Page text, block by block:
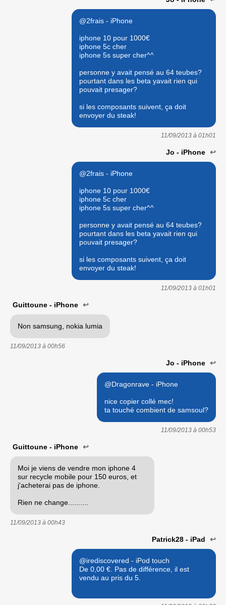
@2frais - iPhone
iphone 10 pour 1000€
iphone 5c cher
iphone 5s super cher^^
personne y avait pensé au 64 teubes?
pourtant dans les beta yavait rien qui
pouvait presager?
si les composants suivent, ça doit
envoyer du steak!
11/09/2013 à 01h01
Jo - iPhone ↩
@2frais - iPhone
iphone 10 pour 1000€
iphone 5c cher
iphone 5s super cher^^
personne y avait pensé au 64 teubes?
pourtant dans les beta yavait rien qui
pouvait presager?
si les composants suivent, ça doit
envoyer du steak!
11/09/2013 à 01h01
Guittoune - iPhone ↩
Non samsung, nokia lumia
11/09/2013 à 00h56
Jo - iPhone ↩
@Dragonrave - iPhone
nice copier collé mec!
ta touché combient de samsoul?
11/09/2013 à 00h53
Guittoune - iPhone ↩
Moi je viens de vendre mon iphone 4
sur recycle mobile pour 150 euros, et
j'acheterai pas de iphone.
Rien ne change..........
11/09/2013 à 00h43
Patrick28 - iPad ↩
@irediscovered - iPod touch
De 0,00 €. Pas de différence, il est
vendu au pris du 5.